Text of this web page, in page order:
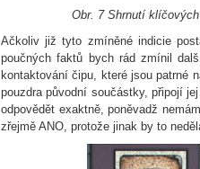
Obr. 7 Shrnutí
Ačkoliv již tyto zmíněné indicie
poučných faktů bych rád zmínil
kontaktování čipu, které jsou patrné
pouzdra původní součástky, připojí
odpovědět exaktně, poněvadž
zřejmě ANO, protože jinak by to